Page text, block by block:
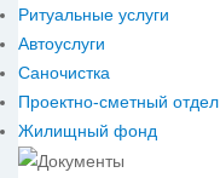
Ритуальные услуги
Автоуслуги
Саночистка
Проектно-сметный отдел
Жилищный фонд